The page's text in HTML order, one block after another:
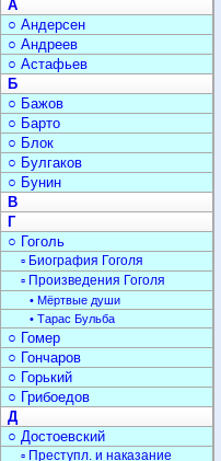
А
○ Андерсен
○ Андреев
○ Астафьев
Б
○ Бажов
○ Барто
○ Блок
○ Булгаков
○ Бунин
В
Г
○ Гоголь
▫ Биография Гоголя
▫ Произведения Гоголя
• Мёртвые души
• Тарас Бульба
○ Гомер
○ Гончаров
○ Горький
○ Грибоедов
Д
○ Достоевский
▫ Преступл. и наказание